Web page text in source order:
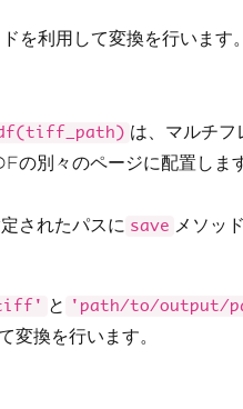
ドを利用して変換を行います。
は、マルチフ
の別々のページに配置しま
されたパスに save メソッ
と 'path/to/output/
変換を行います。